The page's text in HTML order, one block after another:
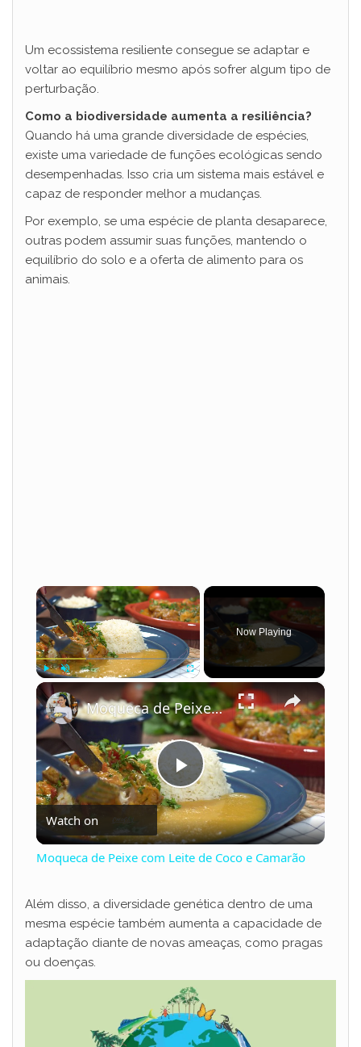
Um ecossistema resiliente consegue se adaptar e
voltar ao equilíbrio mesmo após sofrer algum tipo de
perturbação.
Como a biodiversidade aumenta a resiliência?
Quando há uma grande diversidade de espécies,
existe uma variedade de funções ecológicas sendo
desempenhadas. Isso cria um sistema mais estável e
capaz de responder melhor a mudanças.
Por exemplo, se uma espécie de planta desaparece,
outras podem assumir suas funções, mantendo o
equilíbrio do solo e a oferta de alimento para os
animais.
×
Fullscreen
Now Playing
×
P
l
y
V
i
Moqueca de Peixe com Leite de Coco e Camarão
Watch on
Moqueca de Peixe com Leite de Coco e Camarão
Além disso, a diversidade genética dentro de uma
mesma espécie também aumenta a capacidade de
adaptação diante de novas ameaças, como pragas
ou doenças.